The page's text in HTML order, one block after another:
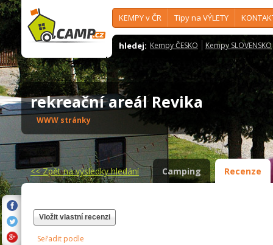
KEMPY v ČR Tipy na VÝLETY
hledej: Kempy ČESKO Kempy SLOVENSKO
rekreační areál Revika
WWW stránky
<<Zpět na výsledky hledání Camping Recenze
Vložit vlastní recenzi
Seřadit podle